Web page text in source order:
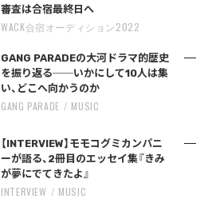
審査は合宿最終日へ
WACK合宿オーディション2022
GANG PARADEの大河ドラマ的歴史
を振り返る──いかにして10人は集
い、どこへ向かうのか
GANG PARADE MUSIC
【INTERVIEW】モモコグミカンパニ
ーが語る、2冊目のエッセイ集『きみ
が夢にでてきたよ』
INTERVIEW MUSIC